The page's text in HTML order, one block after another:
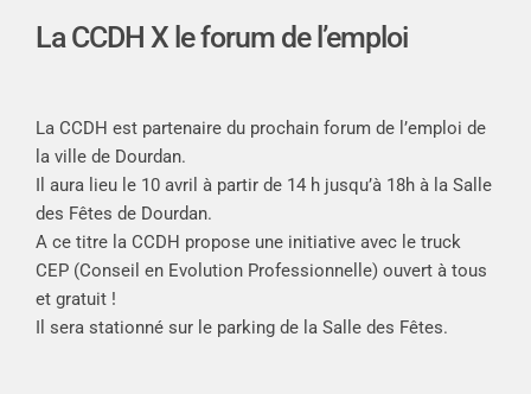
La CCDH X le forum de l’emploi
La CCDH est partenaire du prochain forum de l’emploi de
la ville de Dourdan.
Il aura lieu le 10 avril à partir de 14 h jusqu’à 18h à la Salle
des Fêtes de Dourdan.
A ce titre la CCDH propose une initiative avec le truck
CEP (Conseil en Evolution Professionnelle) ouvert à tous
et gratuit !
Il sera stationné sur le parking de la Salle des Fêtes.